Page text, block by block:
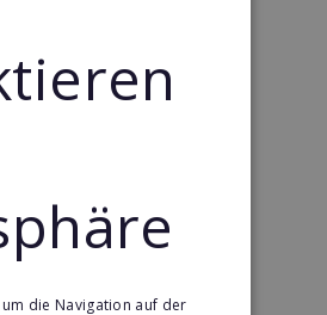
die Navigation auf der